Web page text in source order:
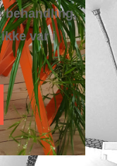
behandling,
var i